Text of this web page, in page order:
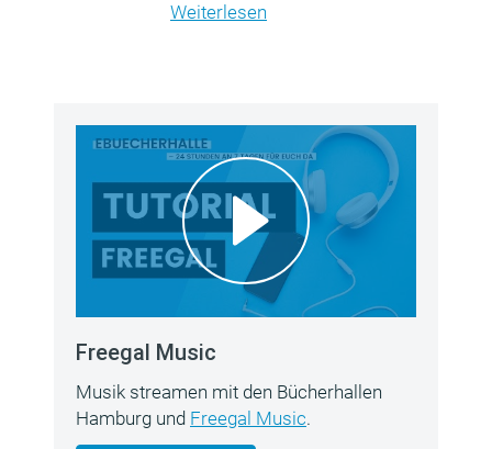
Weiterlesen
Freegal Music
Musik streamen mit den Bücherhallen
Hamburg und Freegal Music.